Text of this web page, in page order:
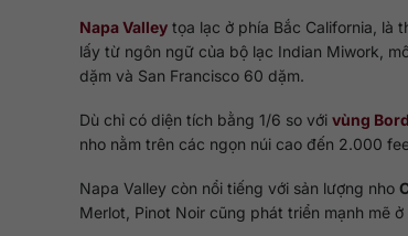
Napa Valley tọa lạc ở phía Bắc California, là
lấy từ ngôn ngữ của bộ lạc Indian Miwork,
dặm và San Francisco 60 dặm.
Dù chỉ có diện tích bằng 1/6 so với vùng
nho nằm trên các ngọn núi cao đến 2.000
Napa Valley còn nổi tiếng với sản lượng nho
Merlot, Pinot Noir cũng phát triển mạnh mẽ ở